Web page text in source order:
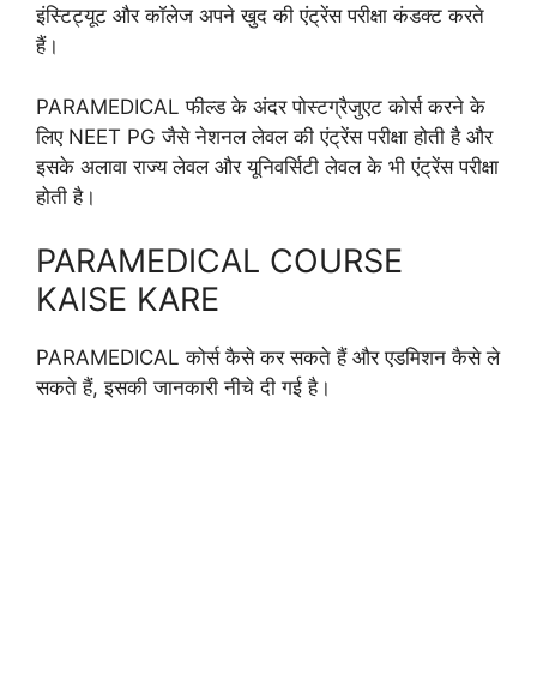
इंस्टिट्यूट और कॉलेज अपने खुद की एंट्रेंस परीक्षा कंडक्ट करते
हैं।
PARAMEDICAL फील्ड के अंदर पोस्टग्रैजुएट कोर्स करने के
लिए NEET PG जैसे नेशनल लेवल की एंट्रेंस परीक्षा होती है और
इसके अलावा राज्य लेवल और यूनिवर्सिटी लेवल के भी एंट्रेंस परीक्षा
होती है।
PARAMEDICAL COURSE
KAISE KARE
PARAMEDICAL कोर्स कैसे कर सकते हैं और एडमिशन कैसे ले
सकते हैं, इसकी जानकारी नीचे दी गई है।